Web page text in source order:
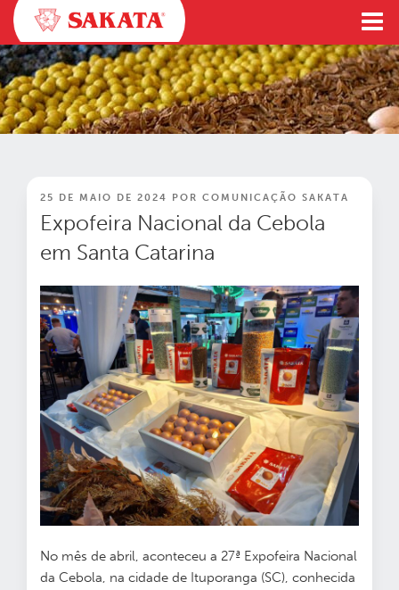
Pular
para
o
conteúdo
PUBLICADO
25 DE MAIO DE 2024 POR COMUNICAÇÃO SAKATA
Expofeira Nacional da Cebola
em Santa Catarina
No mês de abril, aconteceu a 27ª Expofeira Nacional
da Cebola, na cidade de Ituporanga (SC), conhecida